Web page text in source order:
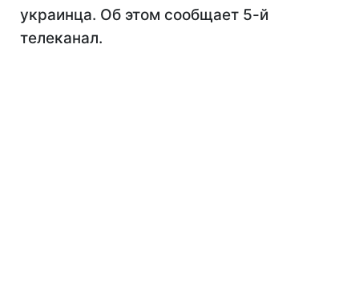
украинца. Об этом сообщает 5-й
телеканал.